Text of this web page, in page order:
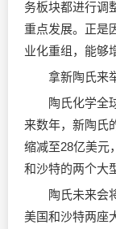
务板块都进行调
重点发展。正是
业化重组，能够
拿新陶氏来举
陶氏化学全球
来数年，新陶氏
缩减至28亿美元
和沙特的两个大
陶氏未来会将
美国和沙特两座